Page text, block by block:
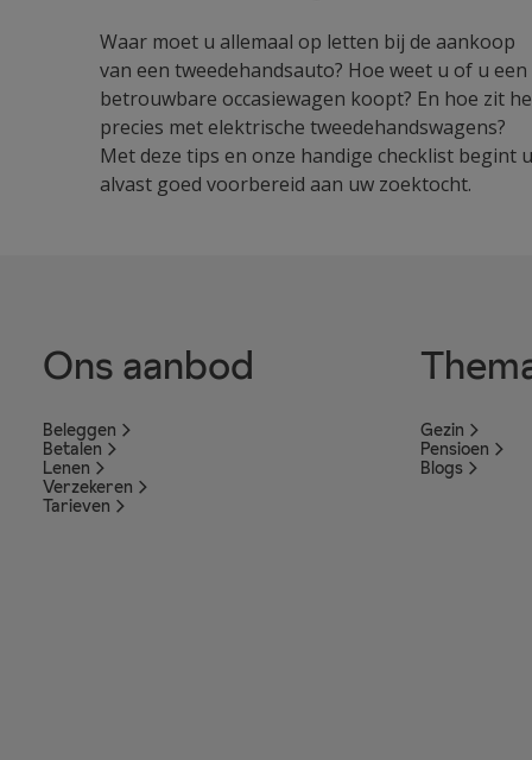
Waar moet u allemaal op letten bij de aankoop
van een tweedehandsauto? Hoe weet u of u een
betrouwbare occasiewagen koopt? En hoe zit
precies met elektrische tweedehandswagens?
Met deze tips en onze handige checklist begint u
alvast goed voorbereid aan uw zoektocht.
Ons aanbod
Beleggen
Betalen
Lenen
Verzekeren
Tarieven
Gezin
Pensioen
Blogs